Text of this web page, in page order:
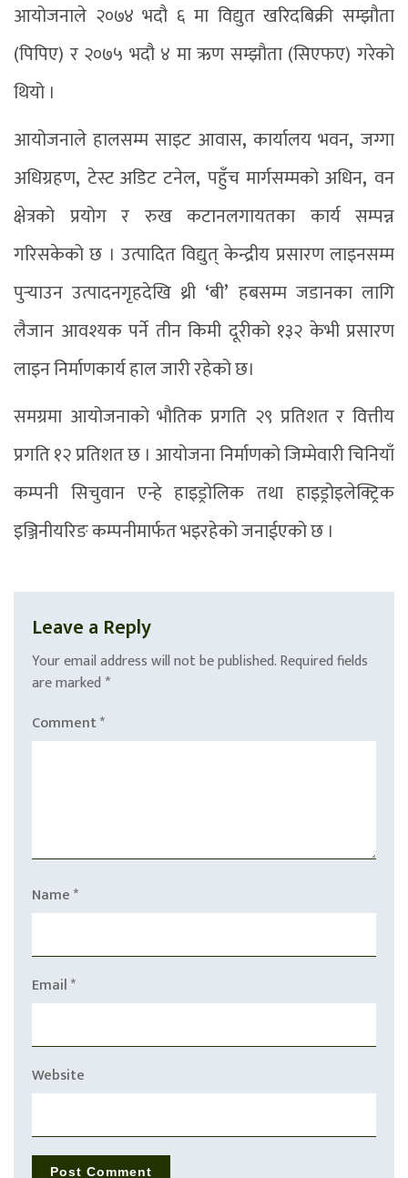
आयोजनाले २०७४ भदौ ६ मा विद्युत खरिदबिक्री सम्झौता
(पिपिए) र २०७५ भदौ ४ मा ऋण सम्झौता (सिएफए) गरेको
थियो ।
आयोजनाले हालसम्म साइट आवास,कार्यालय भवन,जग्गा
अधिग्रहण, टेस्ट अडिट टनेल, पहुँच मार्गसम्मको अधिन,वन
क्षेत्रको प्रयोग र रुख कटानलगायतका कार्य सम्पन्न
गरिसकेको छ । उत्पादित विद्युत् केन्द्रीय प्रसारण लाइनसम्म
पुर्‍याउन उत्पादनगृहदेखि थ्री ‘बी’ हबसम्म जडानका लागि
लैजान आवश्यक पर्ने तीन किमी दूरीको १३२ केभी प्रसारण
लाइन निर्माणकार्य हाल जारी रहेको छ।
समग्रमा आयोजनाको भौतिक प्रगति २९ प्रतिशत र वित्तीय
प्रगति १२ प्रतिशत छ । आयोजना निर्माणको जिम्मेवारी चिनियाँ
कम्पनी सिचुवान एन्हे हाइड्रोलिक तथा हाइड्रोइलेक्ट्रिक
इञ्जिनीयरिङ कम्पनीमार्फत भइरहेको जनाईएको छ ।
Leave a Reply
Your email address will not be published.Required fields
are marked *
Comment*
Name*
Email*
Website